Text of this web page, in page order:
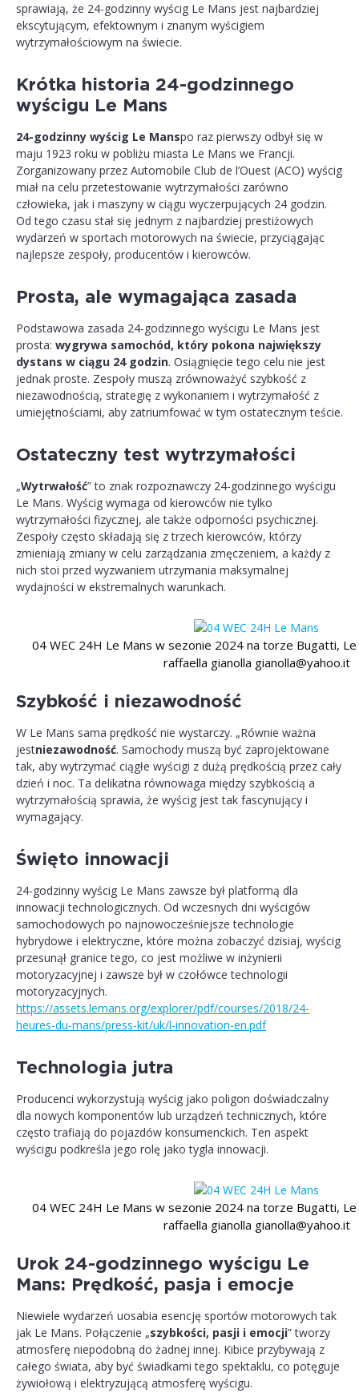
sprawiają, że 24-godzinny wyścig Le Mans jest najbardziej
ekscytującym, efektownym i znanym wyścigiem
wytrzymałościowym na świecie.
Krótka historia 24-godzinnego
wyścigu Le Mans
24-godzinny wyścig Le Manspo raz pierwszy odbył się w
maju 1923 roku w pobliżu miasta Le Mans we Francji.
Zorganizowany przez Automobile Club de l’Ouest (ACO) wyścig
miał na celu przetestowanie wytrzymałości zarówno
człowieka, jak i maszyny w ciągu wyczerpujących 24 godzin.
Od tego czasu stał się jednym z najbardziej prestiżowych
wydarzeń w sportach motorowych na świecie, przyciągając
najlepsze zespoły, producentów i kierowców.
Prosta, ale wymagająca zasada
Podstawowa zasada 24-godzinnego wyścigu Le Mans jest
prosta: wygrywa samochód, który pokona największy
dystans w ciągu 24 godzin. Osiągnięcie tego celu nie jest
jednak proste. Zespoły muszą zrównoważyć szybkość z
niezawodnością, strategię z wykonaniem i wytrzymałość z
umiejętnościami, aby zatriumfować w tym ostatecznym teście.
Ostateczny test wytrzymałości
„Wytrwałość” to znak rozpoznawczy 24-godzinnego wyścigu
Le Mans. Wyścig wymaga od kierowców nie tylko
wytrzymałości fizycznej, ale także odporności psychicznej.
Zespoły często składają się z trzech kierowców, którzy
zmieniają zmiany w celu zarządzania zmęczeniem, a każdy z
nich stoi przed wyzwaniem utrzymania maksymalnej
wydajności w ekstremalnych warunkach.
04 WEC 24H Le Mans w sezonie 2024 na torze Bugatti,
raffaella gianolla gianolla@yahoo.it
Szybkość i niezawodność
W Le Mans sama prędkość nie wystarczy. „Równie ważna
jestniezawodność. Samochody muszą być zaprojektowane
tak, aby wytrzymać ciągłe wyścigi z dużą prędkością przez cały
dzień i noc. Ta delikatna równowaga między szybkością a
wytrzymałością sprawia, że wyścig jest tak fascynujący i
wymagający.
Święto innowacji
24-godzinny wyścig Le Mans zawsze był platformą dla
innowacji technologicznych. Od wczesnych dni wyścigów
samochodowych po najnowocześniejsze technologie
hybrydowe i elektryczne, które można zobaczyć dzisiaj, wyścig
przesunął granice tego, co jest możliwe w inżynierii
motoryzacyjnej i zawsze był w czołówce technologii
motoryzacyjnych.
https://assets.lemans.org/explorer/pdf/courses/2018/24-
heures-du-mans/press-kit/uk/l-innovation-en.pdf
Technologia jutra
Producenci wykorzystują wyścig jako poligon doświadczalny
dla nowych komponentów lub urządzeń technicznych, które
często trafiają do pojazdów konsumenckich. Ten aspekt
wyścigu podkreśla jego rolę jako tygla innowacji.
04 WEC 24H Le Mans w sezonie 2024 na torze Bugatti,
raffaella gianolla gianolla@yahoo.it
Urok 24-godzinnego wyścigu Le
Mans: Prędkość, pasja i emocje
Niewiele wydarzeń uosabia esencję sportów motorowych tak
jak Le Mans. Połączenie „szybkości, pasji i emocji” tworzy
atmosferę niepodobną do żadnej innej. Kibice przybywają z
całego świata, aby być świadkami tego spektaklu, co potęguje
żywiołową i elektryzującą atmosferę wyścigu.